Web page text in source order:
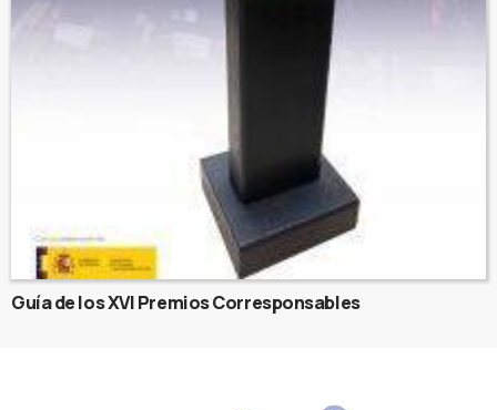
Guía de los XVI Premios Corresponsables